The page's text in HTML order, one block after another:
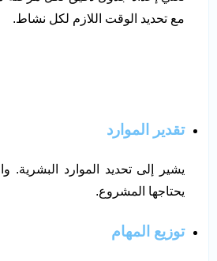
مع تحديد الوقت اللازم لكل نشاط.
تقدير الموارد
يشير إلى تحديد الموارد البشرية.
يحتاجها المشروع.
توزيع المهام